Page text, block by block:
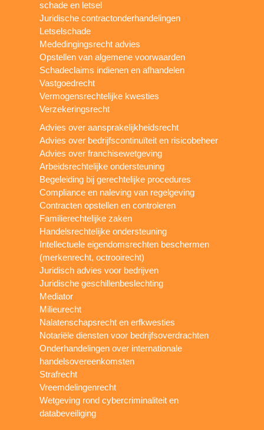
schade en letsel
Juridische contractonderhandelingen
Letselschade
Mededingingsrecht advies
Opstellen van algemene voorwaarden
Schadeclaims indienen en afhandelen
Vastgoedrecht
Vermogensrechtelijke kwesties
Verzekeringsrecht
Advies over aansprakelijkheidsrecht
Advies over bedrijfscontinuïteit en risicobeheer
Advies over franchisewetgeving
Arbeidsrechtelijke ondersteuning
Begeleiding bij gerechtelijke procedures
Compliance en naleving van regelgeving
Contracten opstellen en controleren
Familierechtelijke zaken
Handelsrechtelijke ondersteuning
Intellectuele eigendomsrechten beschermen
(merkenrecht, octrooirecht)
Juridisch advies voor bedrijven
Juridische geschillenbeslechting
Mediator
Milieurecht
Nalatenschapsrecht en erfkwesties
Notariële diensten voor bedrijfsoverdrachten
Onderhandelingen over internationale
handelsovereenkomsten
Strafrecht
Vreemdelingenrecht
Wetgeving rond cybercriminaliteit en
databeveiliging